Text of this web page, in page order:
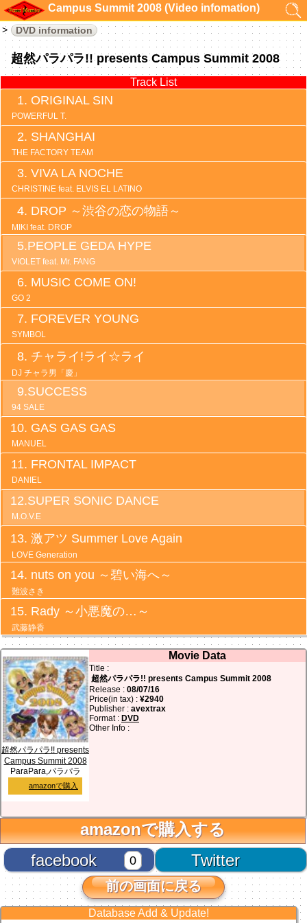
Campus Summit 2008 (Video infomation)
DVD information
超然パラパラ!! presents Campus Summit 2008
Track List
ORIGINAL SIN
POWERFUL T.
SHANGHAI
THE FACTORY TEAM
VIVA LA NOCHE
CHRISTINE feat. ELVIS EL LATINO
DROP ～渋谷の恋の物語～
MIKI feat. DROP
PEOPLE GEDA HYPE
VIOLET feat. Mr. FANG
MUSIC COME ON!
GO 2
FOREVER YOUNG
SYMBOL
チャライ!ライ☆ライ
DJ チャラ男「慶」
SUCCESS
94 SALE
GAS GAS GAS
MANUEL
FRONTAL IMPACT
DANIEL
SUPER SONIC DANCE
M.O.V.E
激アツ Summer Love Again
LOVE Generation
nuts on you ～碧い海へ～
難波さき
Rady ～小悪魔の…～
武藤静香
超然パラパラ!! presents
Campus Summit 2008
ParaPara,パラパラ
amazonで購入
Movie Data
Title :
超然パラパラ!! presents Campus Summit 2008
Release : 08/07/16
Price(in tax) : ¥2940
Publisher : avextrax
Format : DVD
Other Info :
amazonで購入する
Twitter
facebook 0
前の画面に戻る
Database Add & Update!